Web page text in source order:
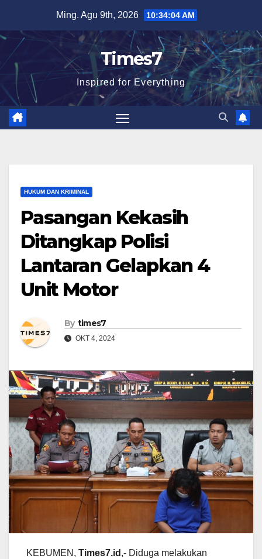
content
Ming. Agu 9th, 2026 10:34:05 AM
Times7
Inspired for Everything
HUKUM DAN KRIMINAL
Pasangan Kekasih
Ditangkap Polisi
Lantaran Gelapkan 4
Unit Motor
By times7
OKT 4, 2024
KEBUMEN, Times7.id ,- Diduga melakukan